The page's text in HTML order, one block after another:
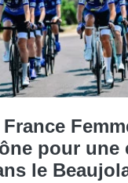
pour une
le